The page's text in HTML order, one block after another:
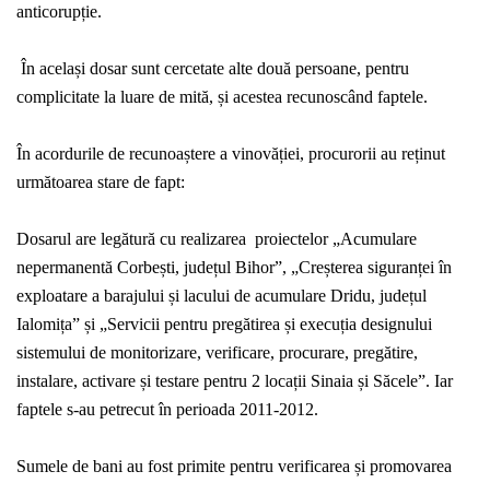
anticorupție.
În același dosar sunt cercetate alte două persoane, pentru
complicitate la luare de mită, și acestea recunoscând faptele.
În acordurile de recunoaștere a vinovăției, procurorii au reținut
următoarea stare de fapt:
Dosarul are legătură cu realizarea proiectelor „Acumulare
nepermanentă Corbești, județul Bihor”, „Creșterea siguranței în
exploatare a barajului și lacului de acumulare Dridu, județul
Ialomița” și „Servicii pentru pregătirea și execuția designului
sistemului de monitorizare, verificare, procurare, pregătire,
instalare, activare și testare pentru 2 locații Sinaia și Săcele”. Iar
faptele s-au petrecut în perioada 2011-2012.
Sumele de bani au fost primite pentru verificarea și promovarea